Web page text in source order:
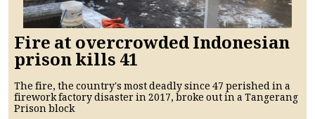
Fire at overcrowded Indonesian
prison kills 41
The fire, the country's most deadly since 47 perished in a
firework factory disaster in 2017, broke out in a Tangerang
Prison block